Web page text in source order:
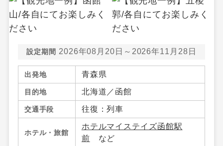
設定期間 2026年08月20日～2026年11月28日
出発地 青森県
目的地 北海道／函館
交通手段 往復：列車
ホテル・旅館
ホテルマイステイズ函館駅
前 など